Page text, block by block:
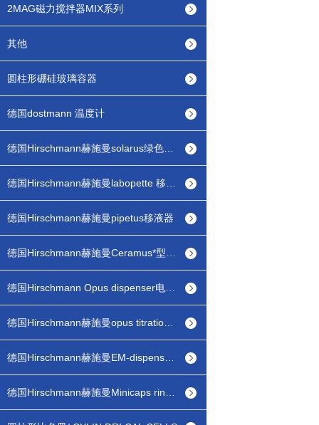
2MAG磁力搅拌器MIX系列
其他
圆柱形硼硅玻璃容器
德国dostmann 温度计
德国Hirschmann赫施曼pipetus移液器